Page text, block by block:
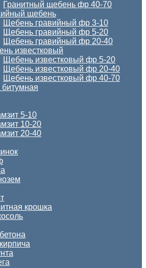
Гранитный щебень фр 40-70
щебень
Щебень гравийный фр 3-10
Щебень гравийный фр 5-20
Щебень гравийный фр 20-40
известковый
Щебень известковый фр 5-20
Щебень известковый фр 20-40
Щебень известковый фр 40-70
5-10
10-20
20-40
крошка